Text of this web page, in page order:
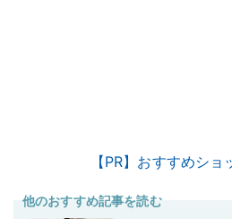
【PR】おすすめショ
他のおすすめ記事を読む